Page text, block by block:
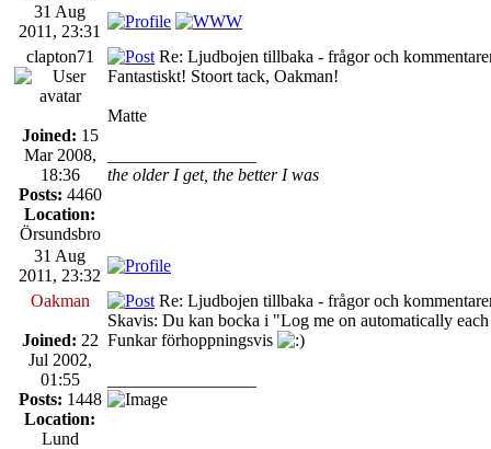
31 Aug
2011, 23:31
clapton71
Joined: 15
Mar 2008,
18:36
Posts: 4460
Location:
Örsundsbro
Re: Ljudbojen tillbaka - frågor och
Fantastiskt! Stoort tack, Oakman!
Matte
the older I get, the better I was
31 Aug
2011, 23:32
Oakman
Joined: 22
Jul 2002,
01:55
Posts: 1448
Location:
Lund
Re: Ljudbojen tillbaka - frågor och
Skavis: Du kan bocka i "Log me on automatically
Funkar förhoppningsvis